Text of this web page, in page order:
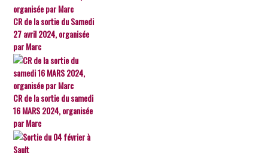
CR de la sortie du Samedi
27 avril 2024, organisée
par Marc
CR de la sortie du samedi
16 MARS 2024, organisée
par Marc